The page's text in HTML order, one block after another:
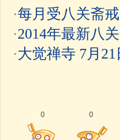
·每月受八关斋
·2014年最新八
·大觉禅寺 7月
0 0